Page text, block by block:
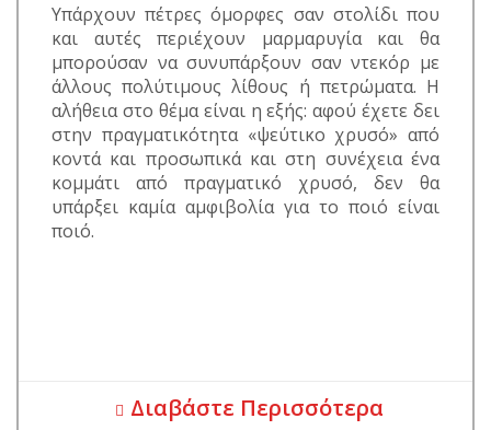
Υπάρχουν πέτρες όμορφες σαν στολίδι που
και αυτές περιέχουν μαρμαρυγία και θα
μπορούσαν να συνυπάρξουν σαν ντεκόρ με
άλλους πολύτιμους λίθους ή πετρώματα. Η
αλήθεια στο θέμα είναι η εξής: αφού έχετε δει
στην πραγματικότητα «ψεύτικο χρυσό» από
κοντά και προσωπικά και στη συνέχεια ένα
κομμάτι από πραγματικό χρυσό, δεν θα
υπάρξει καμία αμφιβολία για το ποιό είναι
ποιό.
Διαβάστε Περισσότερα